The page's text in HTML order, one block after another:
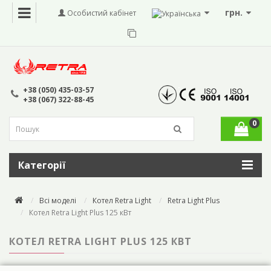
грн.
Особистий кабінет
+38 (050) 435-03-57
+38 (067) 322-88-45
0
Категорії
Всі моделі Котел Retra Light
Retra Light Plus
Котел Retra Light Plus 125 кВт
КОТЕЛ RETRA LIGHT PLUS 125 КВТ